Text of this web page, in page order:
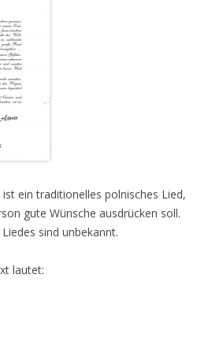
ist ein traditionelles polnisches Lied,
gute Wünsche ausdrücken soll.
sind unbekannt.
lautet: